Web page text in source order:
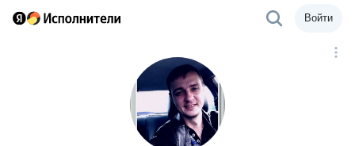
Войти